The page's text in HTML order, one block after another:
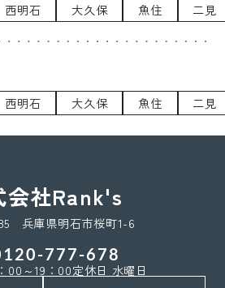
西明石 大久保 魚住 二見
西明石 大久保 魚住 二見
会社Rank's
兵庫県明石市桜町1-6
777-678
00～19：00定休日 水曜日